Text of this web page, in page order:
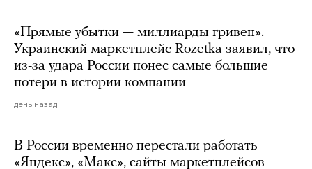
«Прямые убытки — миллиарды гривен».
Украинский маркетплейс Rozetka заявил, что
из-за удара России понес самые большие
потери в истории компании
день назад
В России временно перестали работать
«Яндекс», «Макс», сайты маркетплейсов